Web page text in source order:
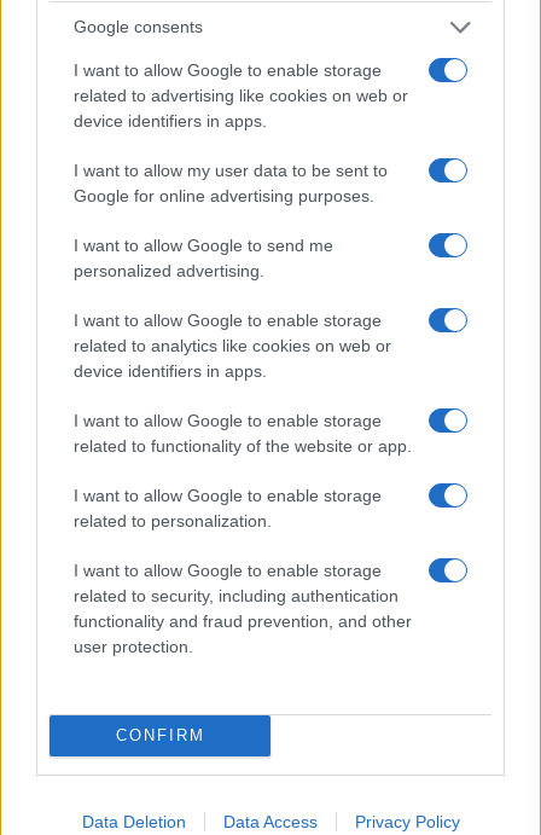
Google consents
I want to allow Google to enable storage
related to advertising like cookies on web or
device identifiers in apps.
I want to allow my user data to be sent to
Google for online advertising purposes.
I want to allow Google to send me
personalized advertising.
I want to allow Google to enable storage
related to analytics like cookies on web or
device identifiers in apps.
I want to allow Google to enable storage
related to functionality of the website or app.
I want to allow Google to enable storage
related to personalization.
I want to allow Google to enable storage
related to security, including authentication
functionality and fraud prevention, and other
user protection.
CONFIRM
Data Deletion Data Access Privacy Policy
Υπογραφή Μνημονίου
με το Hanoi University
6 Αυγούστου 2026, 1:03 μμ